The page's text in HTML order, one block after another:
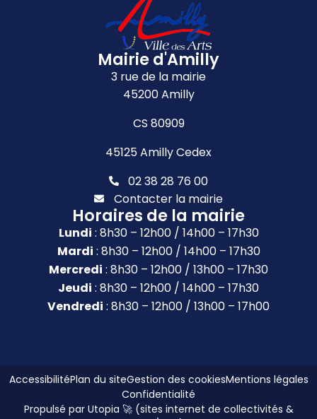
Mairie d'Amilly
3 rue de la mairie
45200 Amilly
CS 80909
45125 Amilly Cedex
02 38 28 76 00
Contacter la mairie
Horaires de la mairie
Lundi : 8h30 – 12h00 / 14h00 – 17h30
Mardi : 8h30 – 12h00 / 14h00 – 17h30
Mercredi : 8h30 – 12h00 / 13h00 – 17h30
Jeudi : 8h30 – 12h00 / 14h00 – 17h30
Vendredi : 8h30 – 12h00 / 13h00 – 17h00
AccessibilitéPlan du siteGestion des cookiesMentions légales
Confidentialité
Propulsé par Utopia 🚀 (sites internet de collectivités &